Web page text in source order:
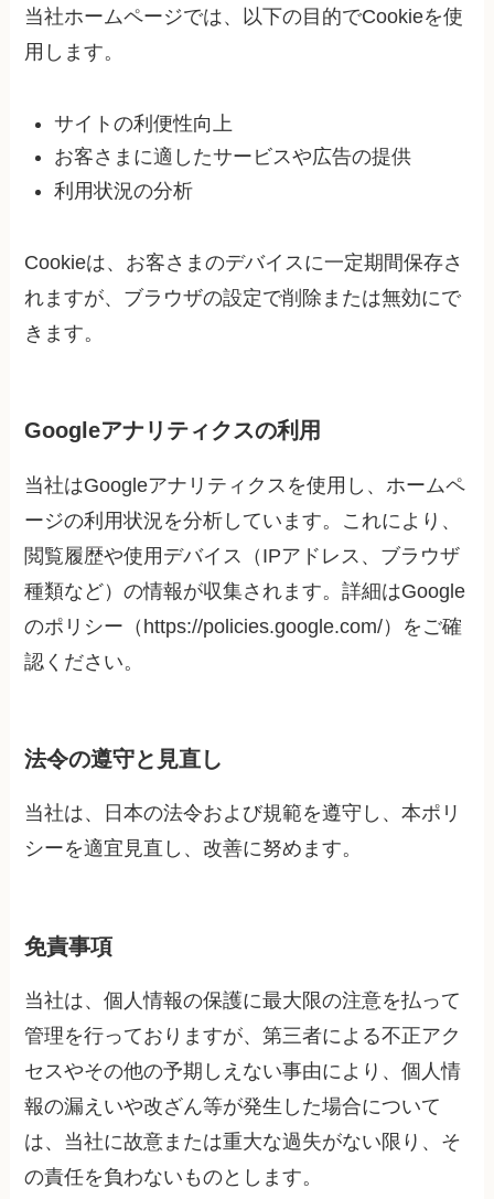
当社ホームページでは、以下の目的でCookieを使
用します。
サイトの利便性向上
お客さまに適したサービスや広告の提供
利用状況の分析
Cookieは、お客さまのデバイスに一定期間保存さ
れますが、ブラウザの設定で削除または無効にで
きます。
Googleアナリティクスの利用
当社はGoogleアナリティクスを使用し、ホームペ
ージの利用状況を分析しています。これにより、
閲覧履歴や使用デバイス（IPアドレス、ブラウザ
種類など）の情報が収集されます。詳細はGoogle
のポリシー（https://policies.google.com/）をご確
認ください。
法令の遵守と見直し
当社は、日本の法令および規範を遵守し、本ポリ
シーを適宜見直し、改善に努めます。
免責事項
当社は、個人情報の保護に最大限の注意を払って
管理を行っておりますが、第三者による不正アク
セスやその他の予期しえない事由により、個人情
報の漏えいや改ざん等が発生した場合について
は、当社に故意または重大な過失がない限り、そ
の責任を負わないものとします。